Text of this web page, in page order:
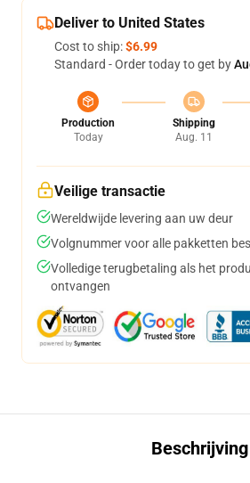
Deliver to United States
Cost to ship:$6.99
Standard - Order today to get by
Production
Today
Shipping
Aug. 11
Veilige transactie
Wereldwijde levering aan uw deur
Volgnummer voor alle pakketten
Volledige terugbetaling als het
ontvangen
Beschrijving